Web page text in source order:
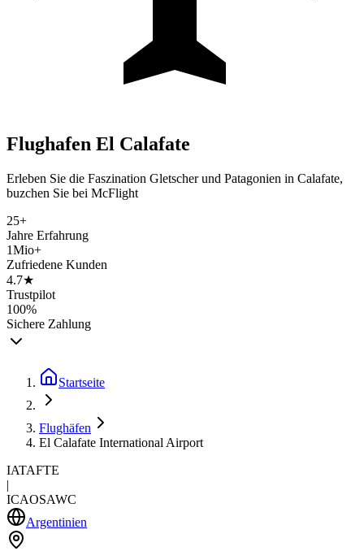
Flughafen El Calafate
Erleben Sie die Faszination Gletscher und Patagonien in Calafate,
buzchen Sie bei McFlight
25+
Jahre Erfahrung
1Mio+
Zufriedene Kunden
4.7★
Trustpilot
100%
Sichere Zahlung
Startseite
Flughäfen
El Calafate International Airport
IATAFTE
|
ICAOSAWC
Argentinien